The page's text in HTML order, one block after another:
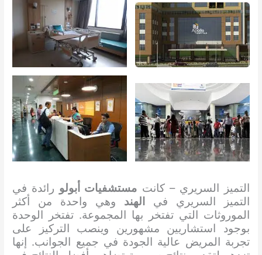
التميز السريري – كانت مستشفيات أبولو رائدة في
التميز السريري في
الهند وهي واحدة من أكثر
الموروثات التي تفتخر بها المجموعة. تفتخر الوحدة
بوجود استشاريين مشهورين وينصب التركيز على
تجربة المريض عالية الجودة في جميع الجوانب. إنها